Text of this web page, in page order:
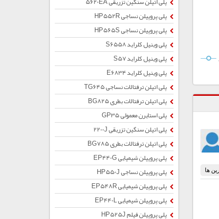
پلی پروپیلن نساجی HP552R
پلی پروپیلن نساجی HP565S
پلی وینیل کلراید S6558
پلی وینیل کلراید S57
پلی وینیل کلراید E6834
پلی اتیلن ترفتالات نساجی TG645
پلی اتیلن ترفتالات بطری BG825
پلی استایرن معمولی GP35
پلی اتیلن سنگین تزریقی 2200J
پلی اتیلن ترفتالات بطری BG785
پلی پروپیلن شیمیایی EP440G
پلی پروپیلن نساجی HP550J
پلی پروپیلن شیمیایی EP548R
پلی پروپیلن شیمیایی EP440L
پلی پروپیلن فیلم HP525J